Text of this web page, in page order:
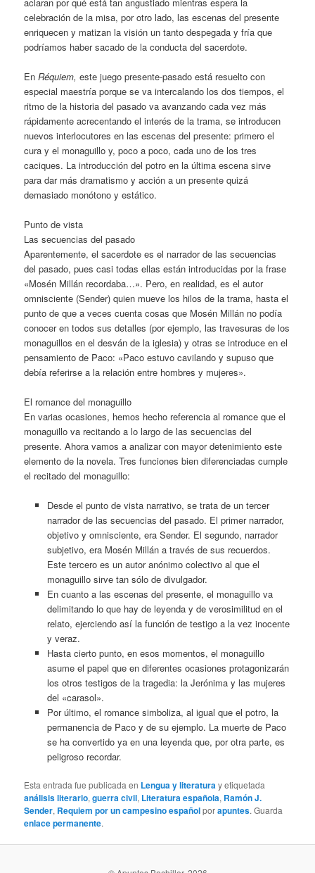
celebración de la misa, por otro lado, las escenas del presente
enriquecen y matizan la visión un tanto despegada y fría que
podríamos haber sacado de la conducta del sacerdote.
EnRéquiem, este juego presente-pasado está resuelto con
especial maestría porque se va intercalando los dos tiempos, el
ritmo de la historia del pasado va avanzando cada vez más
rápidamente acrecentando el interés de la trama, se introducen
nuevos interlocutores en las escenas del presente: primero el
cura y el monaguillo y, poco a poco, cada uno de los tres
caciques. La introducción del potro en la última escena sirve
para dar más dramatismo y acción a un presente quizá
demasiado monótono y estático.
Punto de vista
Las secuencias del pasado
Aparentemente, el sacerdote es el narrador de las secuencias
del pasado, pues casi todas ellas están introducidas por la frase
«Mosén Millán recordaba…». Pero, en realidad, es el autor
omnisciente (Sender) quien mueve los hilos de la trama, hasta el
punto de que a veces cuenta cosas que Mosén Millán no podía
conocer en todos sus detalles (por ejemplo, las travesuras de los
monaguillos en el desván de la iglesia) y otras se introduce en el
pensamiento de Paco: «Paco estuvo cavilando y supuso que
debía referirse a la relación entre hombres y mujeres».
El romance del monaguillo
En varias ocasiones, hemos hecho referencia al romance que el
monaguillo va recitando a lo largo de las secuencias del
presente. Ahora vamos a analizar con mayor detenimiento este
elemento de la novela. Tres funciones bien diferenciadas cumple
el recitado del monaguillo:
Desde el punto de vista narrativo, se trata de un tercer
narrador de las secuencias del pasado. El primer narrador,
objetivo y omnisciente, era Sender. El segundo, narrador
subjetivo, era Mosén Millán a través de sus recuerdos.
Este tercero es un autor anónimo colectivo al que el
monaguillo sirve tan sólo de divulgador.
En cuanto a las escenas del presente, el monaguillo va
delimitando lo que hay de leyenda y de verosimilitud en el
relato, ejerciendo así la función de testigo a la vez inocente
y veraz.
Hasta cierto punto, en esos momentos, el monaguillo
asume el papel que en diferentes ocasiones protagonizarán
los otros testigos de la tragedia: la Jerónima y las mujeres
del «carasol».
Por último, el romance simboliza, al igual que el potro, la
permanencia de Paco y de su ejemplo. La muerte de Paco
se ha convertido ya en una leyenda que, por otra parte, es
peligroso recordar.
Esta entrada fue publicada en Lengua y literaturay etiquetada
análisis literario,guerra civil, Literatura española, Ramón J.
Sender, Requiem por un campesino españolporapuntes. Guarda
enlace permanente.